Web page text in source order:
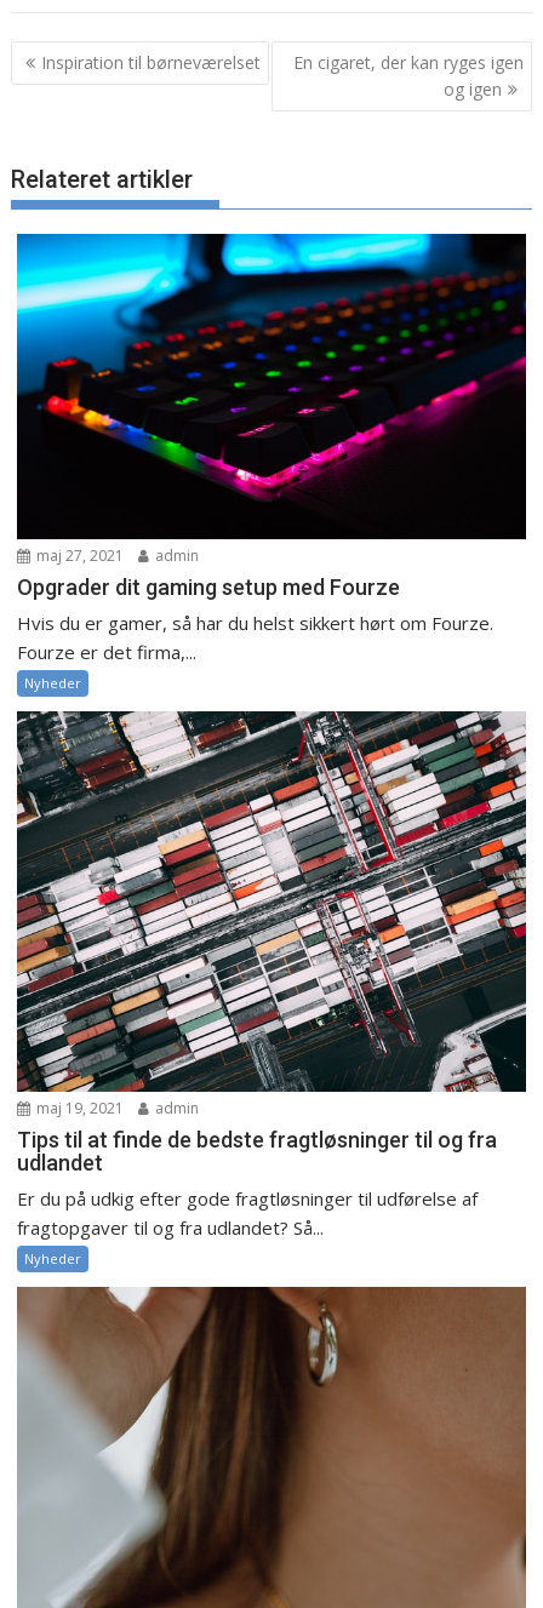
Indlægsnavigation
Inspiration til børneværelset
En cigaret, der kan ryges igen
og igen
Relateret artikler
maj 27, 2021 admin
Opgrader dit gaming setup med Fourze
Hvis du er gamer, så har du helst sikkert hørt om Fourze.
Fourze er det firma,...
Nyheder
maj 19, 2021 admin
Tips til at finde de bedste fragtløsninger til og fra
udlandet
Er du på udkig efter gode fragtløsninger til udførelse af
fragtopgaver til og fra udlandet? Så...
Nyheder